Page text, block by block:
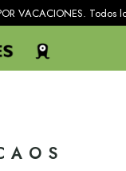
Todos los